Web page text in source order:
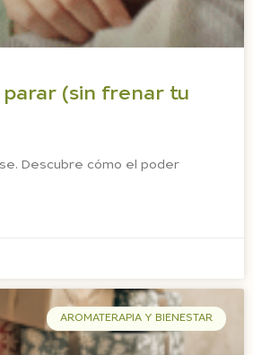
parar (sin frenar tu
Descubre cómo el poder
AROMATERAPIA Y BIENESTAR